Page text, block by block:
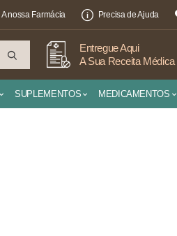
A nossa Farmácia Precisa de Ajuda
Entregue Aqui
A Sua Receita Médica
SUPLEMENTOS MEDICAMENTOS